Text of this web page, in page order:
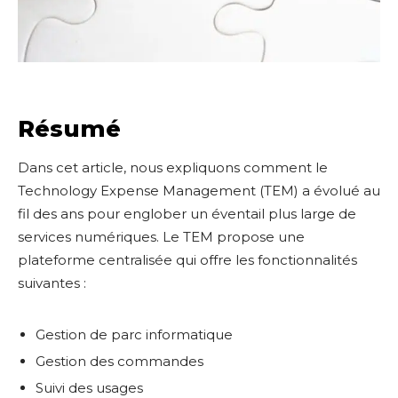
Résumé
Dans cet article, nous expliquons comment le
Technology Expense Management (TEM) a évolué au
fil des ans pour englober un éventail plus large de
services numériques. Le TEM propose une
plateforme centralisée qui offre les fonctionnalités
suivantes :
Gestion de parc informatique
Gestion des commandes
Suivi des usages